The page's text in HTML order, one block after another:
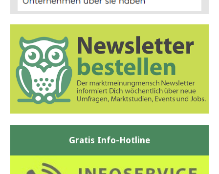
Gratis Info-Hotline